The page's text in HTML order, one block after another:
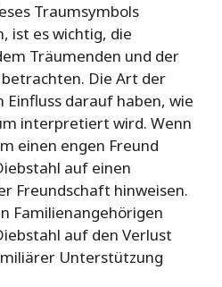
Traumsymbols
ist es wichtig, die
Träumenden und der
Die Art der
Einfluss darauf haben, wie
interpretiert wird. Wenn
einen engen Freund
auf einen
Freundschaft hinweisen.
Familienangehörigen
auf den Verlust
Unterstützung